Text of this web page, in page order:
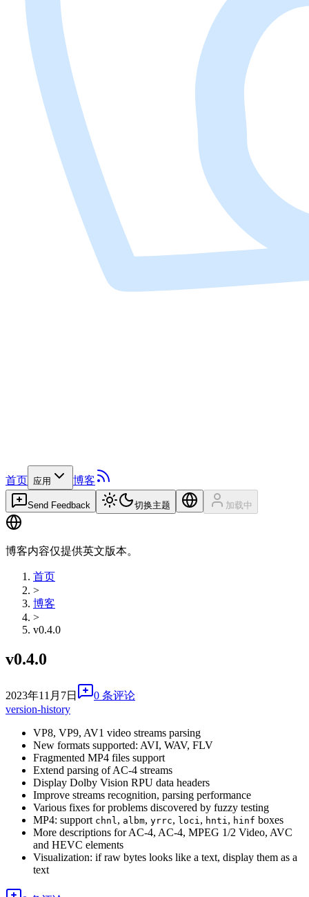
首页 应用 博客
Send Feedback 切换主题 加载中
博客内容仅提供英文版本。
首页
>
博客
>
v0.4.0
v0.4.0
2023年11月7日
0 条评论
version-history
VP8, VP9, AV1 video streams parsing
New formats supported: AVI, WAV, FLV
Fragmented MP4 files support
Extend parsing of AC-4 streams
Display Dolby Vision RPU data headers
Improve streams recognition, parsing performance
Various fixes for problems discovered by fuzzy testing
MP4: support chnl , albm, yrrc, loci , hnti , hinf boxes
More descriptions for AC-4, AC-4, MPEG 1/2 Video, AVC
and HEVC elements
Visualization: if raw bytes looks like a text, display them as a
text